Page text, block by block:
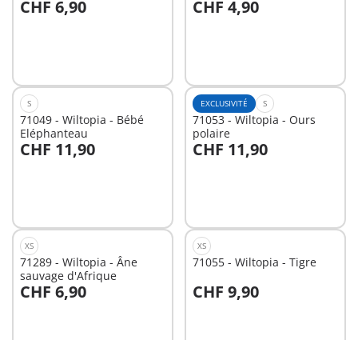
CHF 6,90 CHF 4,90
S
71049 - Wiltopia - Bébé
Eléphanteau
CHF 11,90
EXCLUSIVITÉ S
71053 - Wiltopia - Ours
polaire
CHF 11,90
XS
71289 - Wiltopia - Âne
sauvage d'Afrique
CHF 6,90
XS
71055 - Wiltopia - Tigre
CHF 9,90